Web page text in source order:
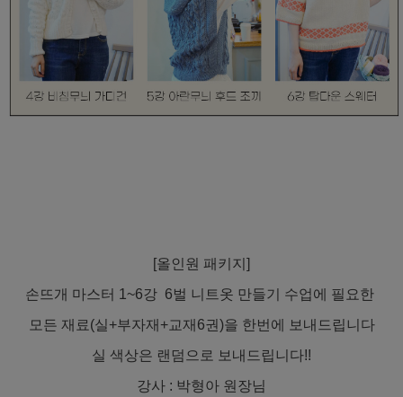
[올인원 패키지]
손뜨개 마스터 1~6강 6벌 니트옷 만들기 수업에 필요한
모든 재료(실+부자재+교재6권)을 한번에 보내드립니다
실 색상은 랜덤으로 보내드립니다!!
강사 : 박형아 원장님